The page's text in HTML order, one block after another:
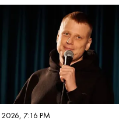
2026, 7:16 PM